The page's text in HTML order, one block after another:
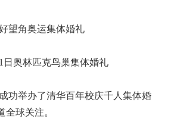
望角奥运集体婚礼
日奥林匹克鸟巢集体婚礼
功举办了清华百年校庆千人集体婚
全球关注。